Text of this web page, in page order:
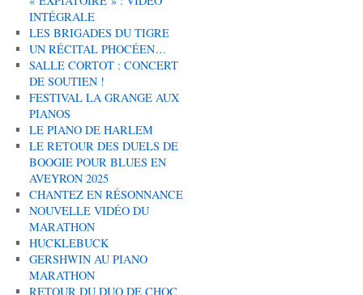
INTÉGRALE
LES BRIGADES DU TIGRE
UN RÉCITAL PHOCÉEN…
SALLE CORTOT : CONCERT
DE SOUTIEN !
FESTIVAL LA GRANGE AUX
PIANOS
LE PIANO DE HARLEM
LE RETOUR DES DUELS DE
BOOGIE POUR BLUES EN
AVEYRON 2025
CHANTEZ EN RÉSONNANCE
NOUVELLE VIDÉO DU
MARATHON
HUCKLEBUCK
GERSHWIN AU PIANO
MARATHON
RETOUR DU DUO DE CHOC